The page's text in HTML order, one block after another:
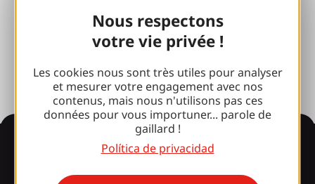
Nous respectons
votre vie privée !
Les cookies nous sont très utiles pour analyser
et mesurer votre engagement avec nos
contenus, mais nous n'utilisons pas ces
données pour vous importuner... parole de
gaillard !
Política de privacidad
Sala de prensa
Información